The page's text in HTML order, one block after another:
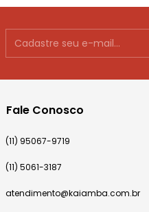
Fale Conosco
(11) 95067-9719
(11) 5061-3187
atendimento@kaiamba.com.br